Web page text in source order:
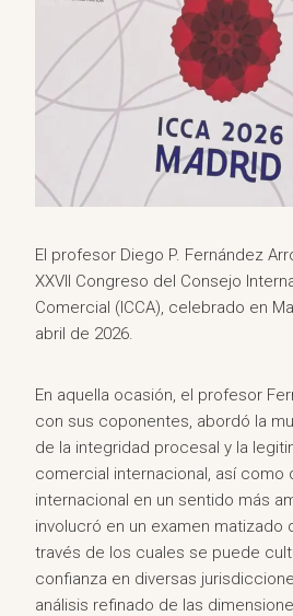
El profesor Diego P. Fernández
XXVII Congreso del Consejo
Comercial (ICCA), celebrado en
abril de 2026.
En aquella ocasión, el profesor
con sus coponentes, abordó la
de la integridad procesal y la
comercial internacional, así como
internacional en un sentido más
involucró en un examen matizado
través de los cuales se puede
confianza en diversas
análisis refinado de las